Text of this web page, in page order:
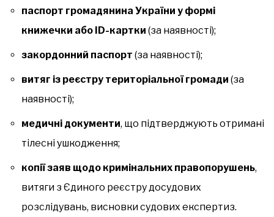
паспорт громадянина України у формі
книжечки або ID-картки (за наявності);
закордонний паспорт (за наявності);
витяг із реєстру територіальної громади (за
наявності);
медичні документи, що підтверджують отримані
тілесні ушкодження;
копії заяв щодо кримінальних правопорушень,
витяги з Єдиного реєстру досудових
розслідувань, висновки судових експертиз.